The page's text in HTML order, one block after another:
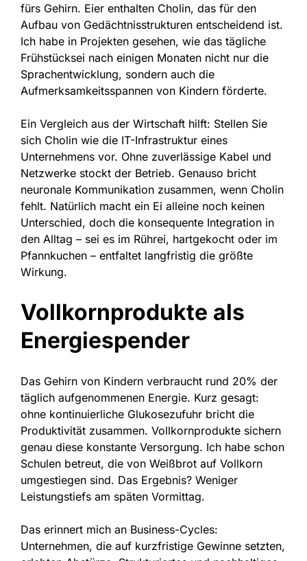
fürs Gehirn. Eier enthalten Cholin, das für den
Aufbau von Gedächtnisstrukturen entscheidend ist.
Ich habe in Projekten gesehen, wie das tägliche
Frühstücksei nach einigen Monaten nicht nur die
Sprachentwicklung, sondern auch die
Aufmerksamkeitsspannen von Kindern förderte.
Ein Vergleich aus der Wirtschaft hilft: Stellen Sie
sich Cholin wie die IT-Infrastruktur eines
Unternehmens vor. Ohne zuverlässige Kabel und
Netzwerke stockt der Betrieb. Genauso bricht
neuronale Kommunikation zusammen, wenn Cholin
fehlt. Natürlich macht ein Ei alleine noch keinen
Unterschied, doch die konsequente Integration in
den Alltag – sei es im Rührei, hartgekocht oder im
Pfannkuchen – entfaltet langfristig die größte
Wirkung.
Vollkornprodukte als
Energiespender
Das Gehirn von Kindern verbraucht rund 20% der
täglich aufgenommenen Energie. Kurz gesagt:
ohne kontinuierliche Glukosezufuhr bricht die
Produktivität zusammen. Vollkornprodukte sichern
genau diese konstante Versorgung. Ich habe schon
Schulen betreut, die von Weißbrot auf Vollkorn
umgestiegen sind. Das Ergebnis? Weniger
Leistungstiefs am späten Vormittag.
Das erinnert mich an Business-Cycles:
Unternehmen, die auf kurzfristige Gewinne setzten,